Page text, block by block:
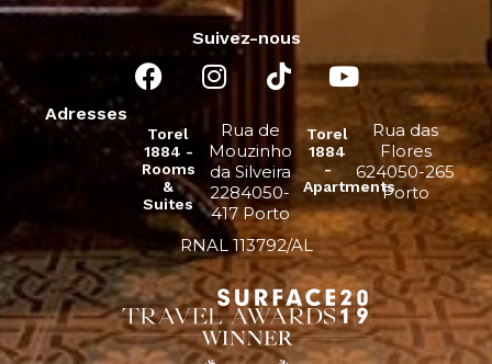
Suivez-nous
Adresses
Torel
1884 -
Rooms
&
Suites
Rua de
Mouzinho
da Silveira
2284050-
417 Porto
Torel
1884
-
Apartments
Rua das
Flores
624050-265
Porto
RNAL 113792/AL